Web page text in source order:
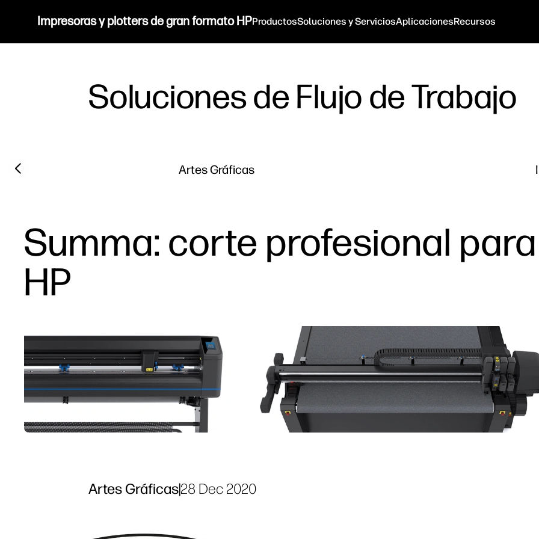
Impresoras y plotters de gran formato HPProductosSoluciones y ServiciosAplicacionesRecursos
Soluciones de Flujo de Trabajo
Artes Gráficas
Previous slide
Summa: corte profesional
HP
Artes Gráficas|28 Dec 2020